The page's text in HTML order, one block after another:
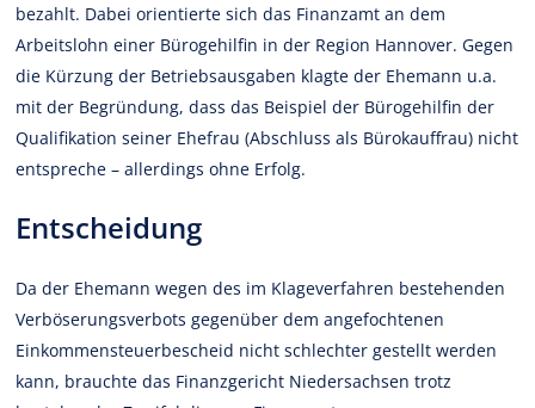
bezahlt. Dabei orientierte sich das Finanzamt an dem
Arbeitslohn einer Bürogehilfin in der Region Hannover. Gegen
die Kürzung der Betriebsausgaben klagte der Ehemann u.a.
mit der Begründung, dass das Beispiel der Bürogehilfin der
Qualifikation seiner Ehefrau (Abschluss als Bürokauffrau) nicht
entspreche – allerdings ohne Erfolg.
Entscheidung
Da der Ehemann wegen des im Klageverfahren bestehenden
Verböserungsverbots gegenüber dem angefochtenen
Einkommensteuerbescheid nicht schlechter gestellt werden
kann, brauchte das Finanzgericht Niedersachsen trotz